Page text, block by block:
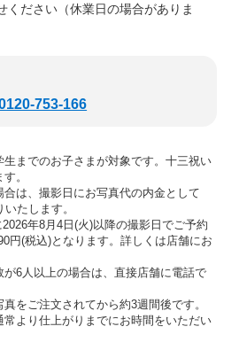
ください（休業日の場合がありま
753-166
までのお子さまが対象です。十三祝い
。
は、撮影日にお写真代の内金として
たします。
年8月4日(火)以降の撮影日でご予約
円(税込)となります。詳しくは店舗にお
6人以上の場合は、直接店舗に電話で
をご注文されてから約3週間後です。
より仕上がりまでにお時間をいただい